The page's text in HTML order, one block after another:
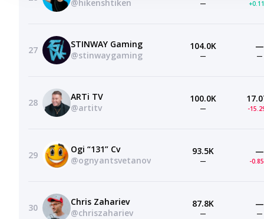
@hikenshtiken
—
27
STINWAY Gaming
@stinwaygaming
104.0K
—
—
—
28
ARTi TV
@artitv
100.0K
— -
29
Ogi “131” Cv
@ognyantsvetanov
93.5K
—
—
-
30
Chris Zahariev
@chriszahariev
87.8K
—
—
—